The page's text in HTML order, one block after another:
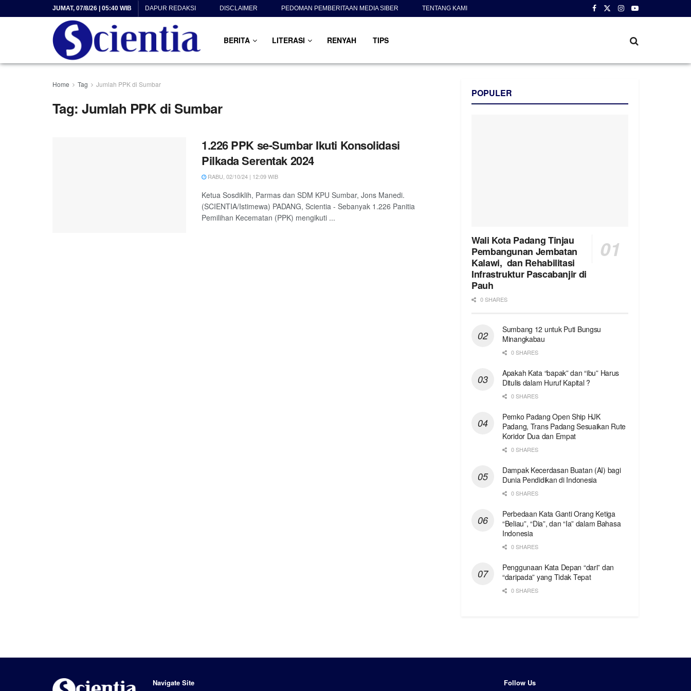
JUMAT, 07/8/26 | 05:40 WIB DAPUR REDAKSI DISCLAIMER PEDOMAN PEMBERITAAN MEDIA SIBER TENTANG KAMI
BERITA LITERASI RENYAH TIPS
Home Tag Jumlah PPK di Sumbar
Tag:Jumlah PPK di Sumbar
1.226 PPK se-Sumbar Ikuti Konsolidasi
Pilkada Serentak 2024
RABU, 02/10/24 | 12:09 WIB
Ketua Sosdiklih, Parmas dan SDM KPU Sumbar, Jons Manedi.
(SCIENTIA/Istimewa) PADANG, Scientia - Sebanyak 1.226 Panitia
Pemilihan Kecematan (PPK) mengikuti ...
POPULER
Wali Kota Padang Tinjau
Pembangunan Jembatan
Kalawi, dan Rehabilitasi
Infrastruktur Pascabanjir di
Pauh
0 SHARES
Sumbang 12 untuk Puti Bungsu
Minangkabau
0 SHARES
Apakah Kata “bapak” dan “ibu” Harus
Ditulis dalam Huruf Kapital ?
0 SHARES
Pemko Padang Open Ship HJK
Padang, Trans Padang Sesuaikan Rute
Koridor Dua dan Empat
0 SHARES
Dampak Kecerdasan Buatan (AI) bagi
Dunia Pendidikan di Indonesia
0 SHARES
Perbedaan Kata Ganti Orang Ketiga
“Beliau”, “Dia”, dan “Ia” dalam Bahasa
Indonesia
0 SHARES
Penggunaan Kata Depan “dari” dan
“daripada” yang Tidak Tepat
0 SHARES
Navigate Site Follow Us